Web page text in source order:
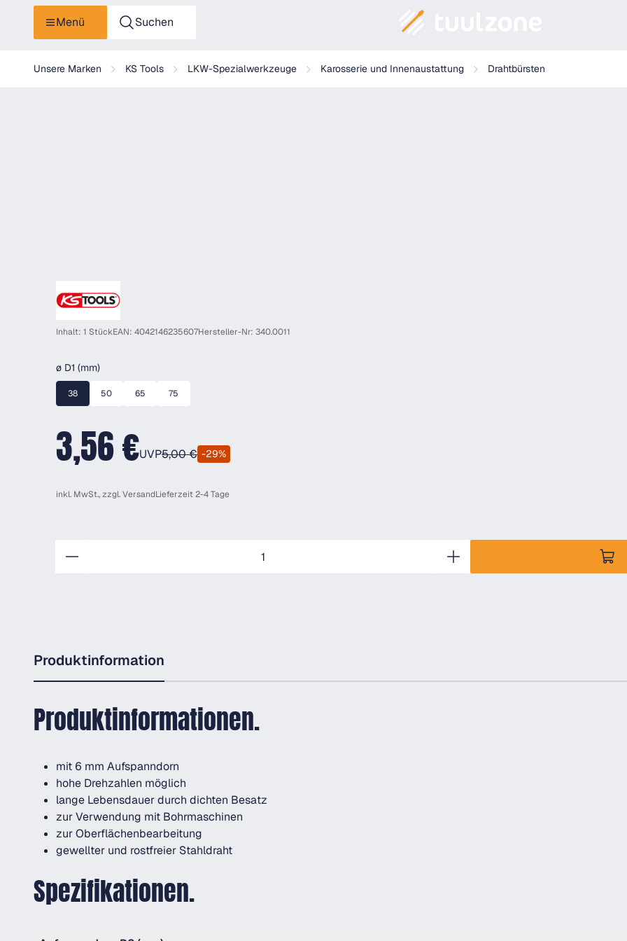
Menü Suchen
Unsere Marken KS Tools LKW-Spezialwerkzeuge Karosserie und Innenaustattung Drahtbürsten
KS Tools Rostfreie Drahttopfbürste 0,3mm
Inhalt: 1 StückEAN: 4042146235607Hersteller-Nr: 340.0011
ø D1 (mm)auswählen
38 50 65 75
3,56 €UVP5,00 € -29%
inkl. MwSt., zzgl.VersandLieferzeit 2-4 Tage
Produktinformation
Produktinformationen.
mit 6 mm Aufspanndorn
hohe Drehzahlen möglich
lange Lebensdauer durch dichten Besatz
zur Verwendung mit Bohrmaschinen
zur Oberflächenbearbeitung
gewellter und rostfreier Stahldraht
Spezifikationen.